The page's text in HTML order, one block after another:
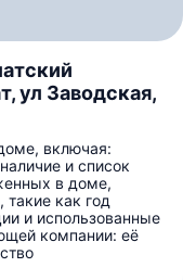
ул Заводская,
включая:
и список
в доме,
такие как год
и использованные
компании: её